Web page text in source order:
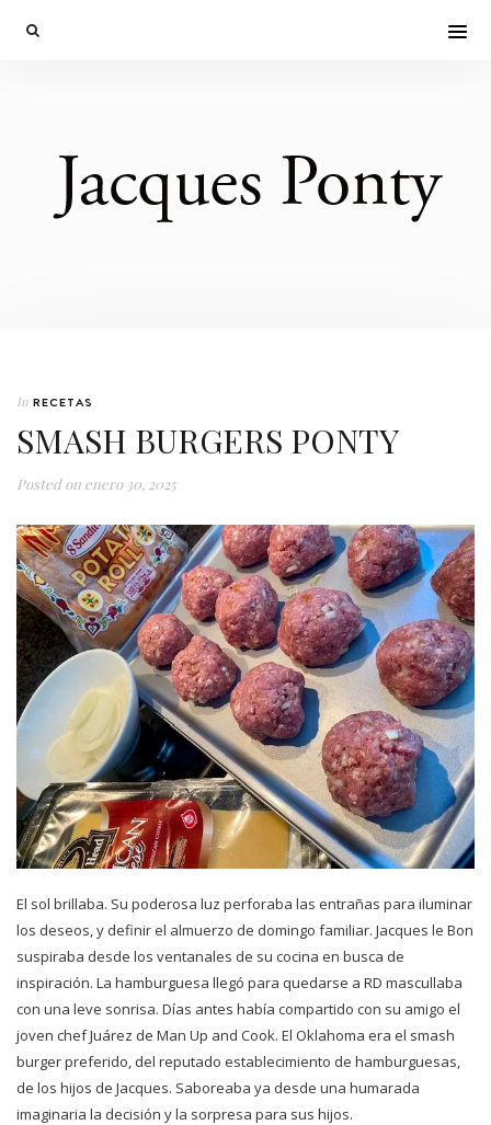
In RECETAS
SMASH BURGERS PONTY
Posted on enero 30, 2025
El sol brillaba. Su poderosa luz perforaba las entrañas para iluminar
los deseos, y definir el almuerzo de domingo familiar. Jacques le Bon
suspiraba desde los ventanales de su cocina en busca de
inspiración. La hamburguesa llegó para quedarse a RD mascullaba
con una leve sonrisa. Días antes había compartido con su amigo el
joven chef Juárez de Man Up and Cook. El Oklahoma era el smash
burger preferido, del reputado establecimiento de hamburguesas,
de los hijos de Jacques. Saboreaba ya desde una humarada
imaginaria la decisión y la sorpresa para sus hijos.